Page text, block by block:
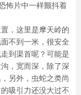
怖片中一样颤抖着
，这里是摩天岭的
不到一米，很安全
到渠首呢？可能是
，宽而深，除了深
另外，虫蛇之类尚
吸引力还没大过不